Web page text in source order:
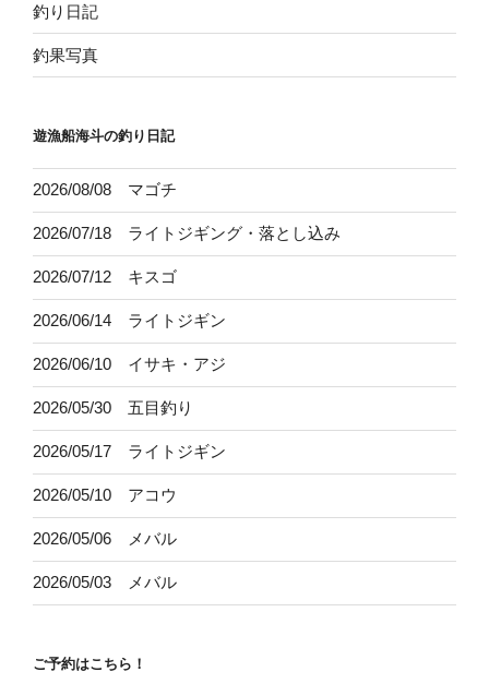
釣り日記
釣果写真
遊漁船海斗の釣り日記
2026/08/08 マゴチ
2026/07/18 ライトジギング・落とし込み
2026/07/12 キスゴ
2026/06/14 ライトジギン
2026/06/10 イサキ・アジ
2026/05/30 五目釣り
2026/05/17 ライトジギン
2026/05/10 アコウ
2026/05/06 メバル
2026/05/03 メバル
ご予約はこちら！